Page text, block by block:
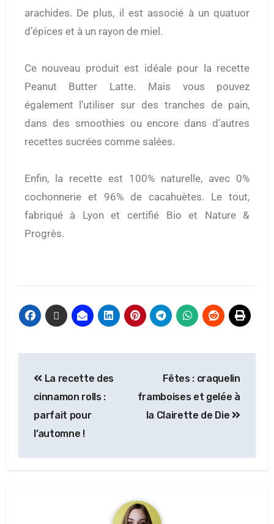
arachides. De plus, il est associé à un quatuor
d’épices et à un rayon de miel.
Ce nouveau produit est idéale pour la recette
Peanut Butter Latte. Mais vous pouvez
également l’utiliser sur des tranches de pain,
dans des smoothies ou encore dans d’autres
recettes sucrées comme salées.
Enfin, la recette est 100% naturelle, avec 0%
cochonnerie et 96% de cacahuètes. Le tout,
fabriqué à Lyon et certifié Bio et Nature &
Progrès.
La recette des
cinnamon rolls :
parfait pour
l’automne !
Fêtes : craquelin
framboises et gelée à
la Clairette de Die